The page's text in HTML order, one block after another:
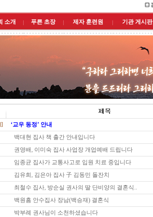
소개 푸른 초장 제자 훈련원 기관 게시판
‘교우 동정’ 안내
백대현 집사 책 출간 안내입니다
권영배, 이미숙 집사 사업장 개업예배 드립니다
임종균 집사가 교통사고로 입원 치료 중입니다
김유희, 김은아 집사 子 김동민 돌잔치
최철수 집사, 방순실 권사의 딸 단비양의 결혼식..
백원흠 안수집사 장남(백승재) 결혼식
박부례 권사님이 소천하셨습니다